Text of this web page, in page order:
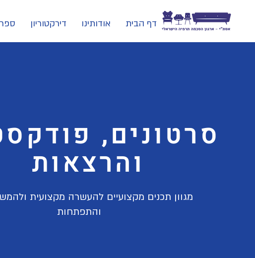
דף הבית אודותינו דירקטוריון
סרטונים,
והרצאות
מגוון תכנים מקצועיים להעשרה מקצועית
והתפתחות